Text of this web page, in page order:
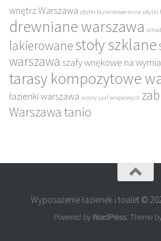
wnętrz Warszawa płytki łazienkowe enna płytki
drewniane warszawa
lakierowanestoły szklane
warszawa szafy wnękowe na
tarasy kompozytowe
łazienki warszawa wzory szaf wnękowych
Warszawa tanio
Wyposażenie łazienek i toalet ©
Powered byWordPress. Theme